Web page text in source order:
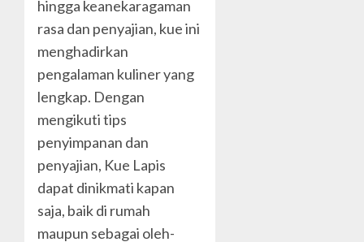
hingga keanekaragaman
rasa dan penyajian, kue ini
menghadirkan
pengalaman kuliner yang
lengkap. Dengan
mengikuti tips
penyimpanan dan
penyajian, Kue Lapis
dapat dinikmati kapan
saja, baik di rumah
maupun sebagai oleh-